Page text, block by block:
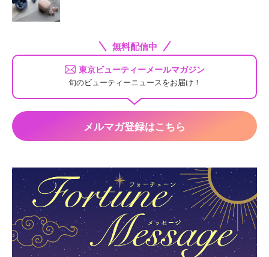
無料配信中
東京ビューティーメールマガジン
旬のビューティーニュースをお届け！
メルマガ登録はこちら